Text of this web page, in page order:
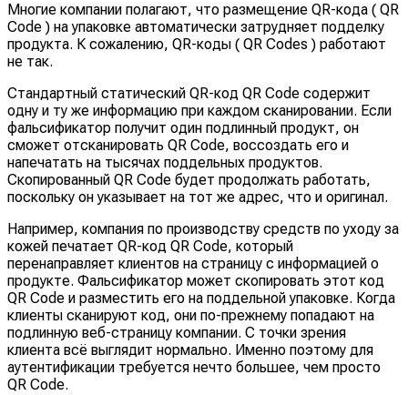
Многие компании полагают, что размещение QR-кода ( QR
Code ) на упаковке автоматически затрудняет подделку
продукта. К сожалению, QR-коды ( QR Codes ) работают
не так.
Стандартный статический QR-код QR Code содержит
одну и ту же информацию при каждом сканировании. Если
фальсификатор получит один подлинный продукт, он
сможет отсканировать QR Code, воссоздать его и
напечатать на тысячах поддельных продуктов.
Скопированный QR Code будет продолжать работать,
поскольку он указывает на тот же адрес, что и оригинал.
Например, компания по производству средств по уходу за
кожей печатает QR-код QR Code, который
перенаправляет клиентов на страницу с информацией о
продукте. Фальсификатор может скопировать этот код
QR Code и разместить его на поддельной упаковке. Когда
клиенты сканируют код, они по-прежнему попадают на
подлинную веб-страницу компании. С точки зрения
клиента всё выглядит нормально. Именно поэтому для
аутентификации требуется нечто большее, чем просто
QR Code.